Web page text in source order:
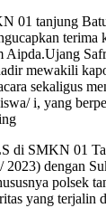
01 tanjung
terima
Aipda.Ujang
mewakili
sekaligus
i, yang
di SMKN 01
dengan
polsek
yang terjalin